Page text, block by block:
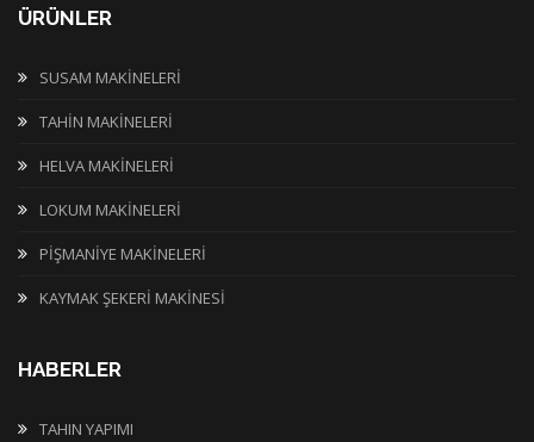
ÜRÜNLER
SUSAM MAKİNELERİ
TAHİN MAKİNELERİ
HELVA MAKİNELERİ
LOKUM MAKİNELERİ
PİŞMANİYE MAKİNELERİ
KAYMAK ŞEKERİ MAKİNESİ
HABERLER
TAHIN YAPIMI